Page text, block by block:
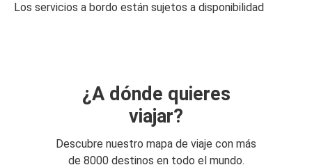
Los servicios a bordo están sujetos a disponibilidad
¿A dónde quieres
viajar?
Descubre nuestro mapa de viaje con más
de 8000 destinos en todo el mundo.